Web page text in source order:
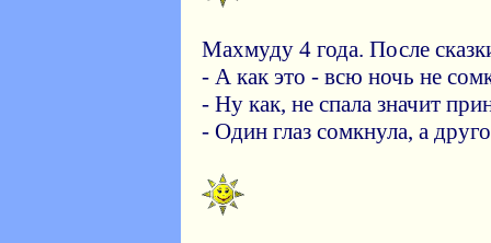
Махмуду 4 года. После
- А как это - всю ночь не
- Ну как, не спала значит
- Один глаз сомкнула, а